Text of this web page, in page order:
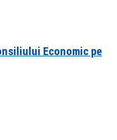
Economic pe